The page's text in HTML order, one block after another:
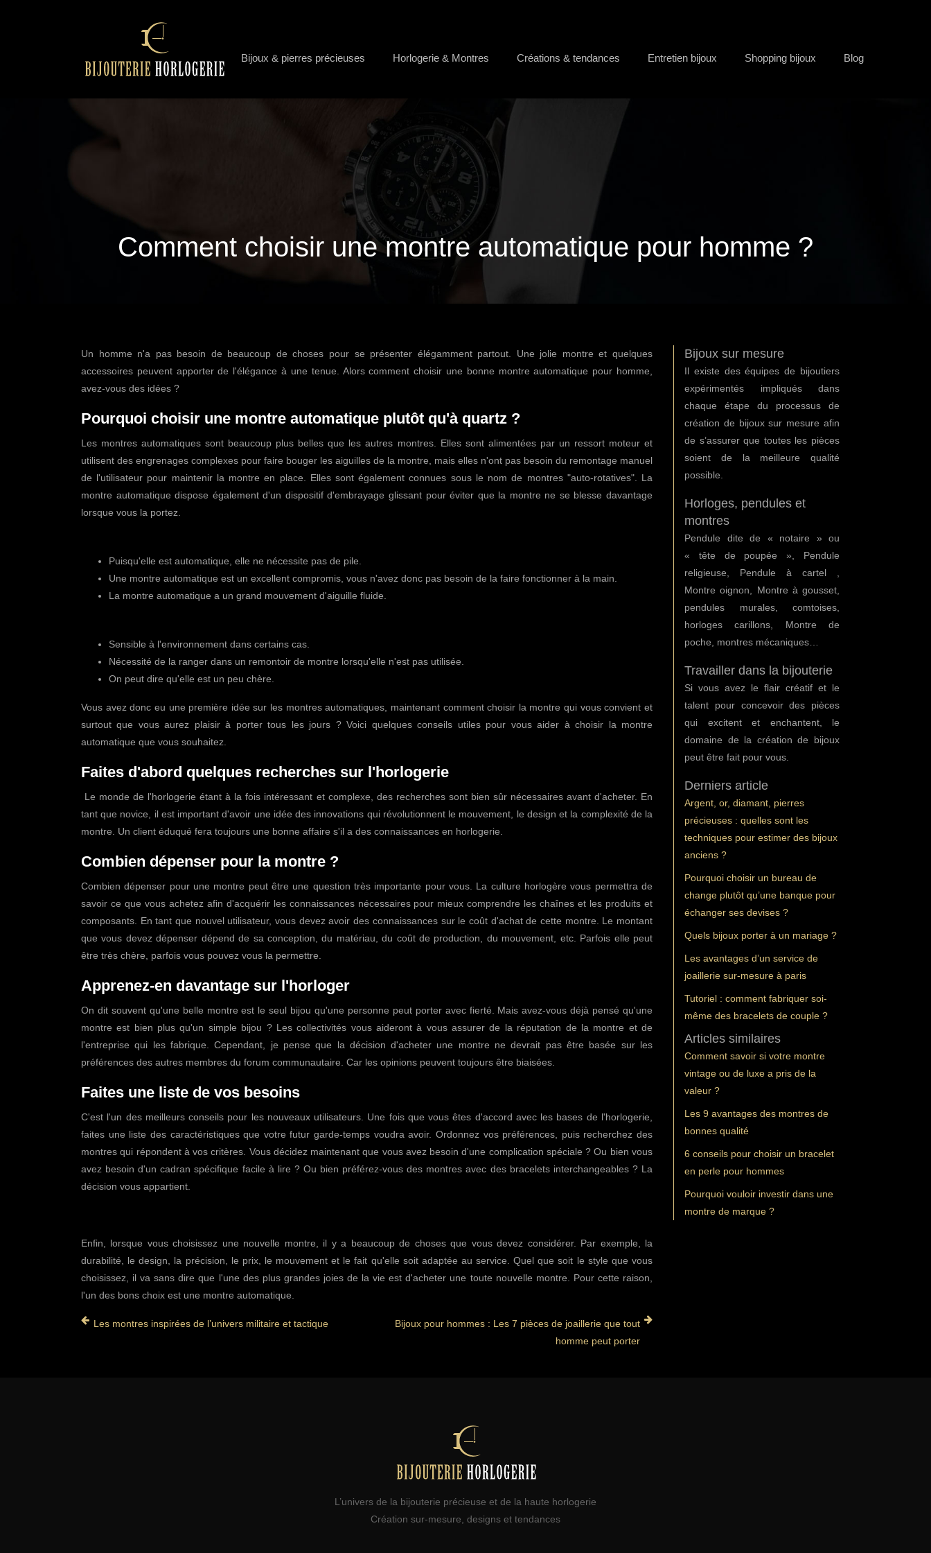
Bijoux & pierres précieuses Horlogerie & Montres Créations & tendances Entretien bijoux Shopping bijoux Blog
Comment choisir une montre automatique pour homme ?
Un homme n'a pas besoin de beaucoup de choses pour se présenter élégamment partout. Une jolie montre et quelques
accessoires peuvent apporter de l'élégance à une tenue. Alors comment choisir une bonne montre automatique pour homme,
avez-vous des idées ?
Pourquoi choisir une montre automatique plutôt qu'à quartz ?
Les montres automatiques sont beaucoup plus belles que les autres montres. Elles sont alimentées par un ressort moteur et
utilisent des engrenages complexes pour faire bouger les aiguilles de la montre, mais elles n'ont pas besoin du remontage manuel
de l'utilisateur pour maintenir la montre en place. Elles sont également connues sous le nom de montres "auto-rotatives". La
montre automatique dispose également d'un dispositif d'embrayage glissant pour éviter que la montre ne se blesse davantage
lorsque vous la portez.
Puisqu'elle est automatique, elle ne nécessite pas de pile.
Une montre automatique est un excellent compromis, vous n'avez donc pas besoin de la faire fonctionner à la main.
La montre automatique a un grand mouvement d'aiguille fluide.
Sensible à l'environnement dans certains cas.
Nécessité de la ranger dans un remontoir de montre lorsqu'elle n'est pas utilisée.
On peut dire qu'elle est un peu chère.
Vous avez donc eu une première idée sur les montres automatiques, maintenant comment choisir la montre qui vous convient et
surtout que vous aurez plaisir à porter tous les jours ? Voici quelques conseils utiles pour vous aider à choisir la montre
automatique que vous souhaitez.
Faites d'abord quelques recherches sur l'horlogerie
Le monde de l'horlogerie étant à la fois intéressant et complexe, des recherches sont bien sûr nécessaires avant d'acheter. En
tant que novice, il est important d'avoir une idée des innovations qui révolutionnent le mouvement, le design et la complexité de la
montre. Un client éduqué fera toujours une bonne affaire s'il a des connaissances en horlogerie.
Combien dépenser pour la montre ?
Combien dépenser pour une montre peut être une question très importante pour vous. La culture horlogère vous permettra de
savoir ce que vous achetez afin d'acquérir les connaissances nécessaires pour mieux comprendre les chaînes et les produits et
composants. En tant que nouvel utilisateur, vous devez avoir des connaissances sur le coût d'achat de cette montre. Le montant
que vous devez dépenser dépend de sa conception, du matériau, du coût de production, du mouvement, etc. Parfois elle peut
être très chère, parfois vous pouvez vous la permettre.
Apprenez-en davantage sur l'horloger
On dit souvent qu'une belle montre est le seul bijou qu'une personne peut porter avec fierté. Mais avez-vous déjà pensé qu'une
montre est bien plus qu'un simple bijou ? Les collectivités vous aideront à vous assurer de la réputation de la montre et de
l'entreprise qui les fabrique. Cependant, je pense que la décision d'acheter une montre ne devrait pas être basée sur les
préférences des autres membres du forum communautaire. Car les opinions peuvent toujours être biaisées.
Faites une liste de vos besoins
C'est l'un des meilleurs conseils pour les nouveaux utilisateurs. Une fois que vous êtes d'accord avec les bases de l'horlogerie,
faites une liste des caractéristiques que votre futur garde-temps voudra avoir. Ordonnez vos préférences, puis recherchez des
montres qui répondent à vos critères. Vous décidez maintenant que vous avez besoin d'une complication spéciale ? Ou bien vous
avez besoin d'un cadran spécifique facile à lire ? Ou bien préférez-vous des montres avec des bracelets interchangeables ? La
décision vous appartient.
Enfin, lorsque vous choisissez une nouvelle montre, il y a beaucoup de choses que vous devez considérer. Par exemple, la
durabilité, le design, la précision, le prix, le mouvement et le fait qu'elle soit adaptée au service. Quel que soit le style que vous
choisissez, il va sans dire que l'une des plus grandes joies de la vie est d'acheter une toute nouvelle montre. Pour cette raison,
l'un des bons choix est une montre automatique.
Les montres inspirées de l’univers militaire et tactique
Bijoux pour hommes : Les 7 pièces de joaillerie que tout
homme peut porter
Bijoux sur mesure
Il existe des équipes de bijoutiers
expérimentés impliqués dans
chaque étape du processus de
création de bijoux sur mesure afin
de s’assurer que toutes les pièces
soient de la meilleure qualité
possible.
Horloges, pendules et
montres
Pendule dite de « notaire » ou
« tête de poupée », Pendule
religieuse, Pendule à cartel ,
Montre oignon, Montre à gousset,
pendules murales, comtoises,
horloges carillons, Montre de
poche, montres mécaniques…
Travailler dans la bijouterie
Si vous avez le flair créatif et le
talent pour concevoir des pièces
qui excitent et enchantent, le
domaine de la création de bijoux
peut être fait pour vous.
Derniers article
Argent, or, diamant, pierres
précieuses : quelles sont les
techniques pour estimer des bijoux
anciens ?
Pourquoi choisir un bureau de
change plutôt qu’une banque pour
échanger ses devises ?
Quels bijoux porter à un mariage ?
Les avantages d’un service de
joaillerie sur-mesure à paris
Tutoriel : comment fabriquer soi-
même des bracelets de couple ?
Articles similaires
Comment savoir si votre montre
vintage ou de luxe a pris de la
valeur ?
Les 9 avantages des montres de
bonnes qualité
6 conseils pour choisir un bracelet
en perle pour hommes
Pourquoi vouloir investir dans une
montre de marque ?
L’univers de la bijouterie précieuse et de la haute horlogerie
Création sur-mesure, designs et tendances